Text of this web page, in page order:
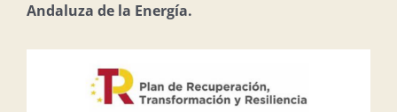
Andaluza de la Energía.